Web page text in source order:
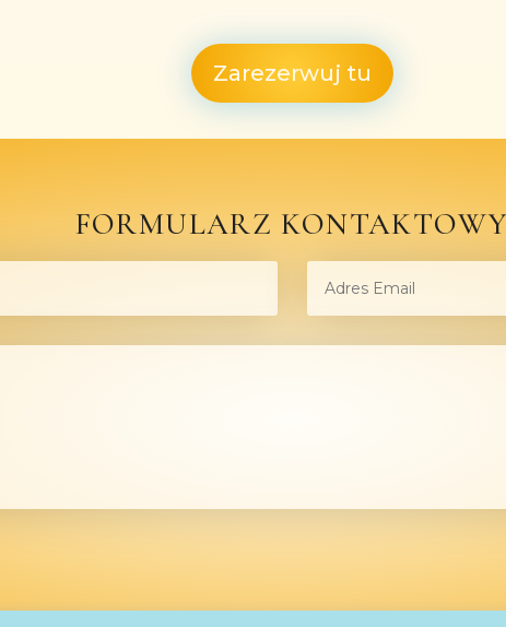
Zarezerwuj tu
FORMULARZ KONTAKTOWY